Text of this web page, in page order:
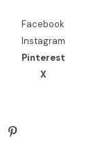
Facebook
Instagram
Pinterest
X